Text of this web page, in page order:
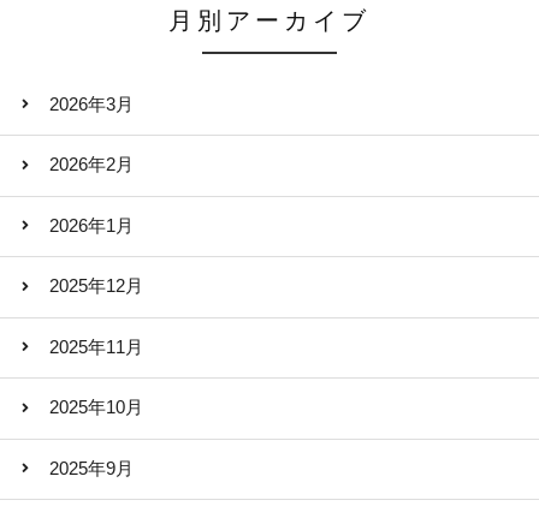
月別アーカイブ
2026年3月
2026年2月
2026年1月
2025年12月
2025年11月
2025年10月
2025年9月